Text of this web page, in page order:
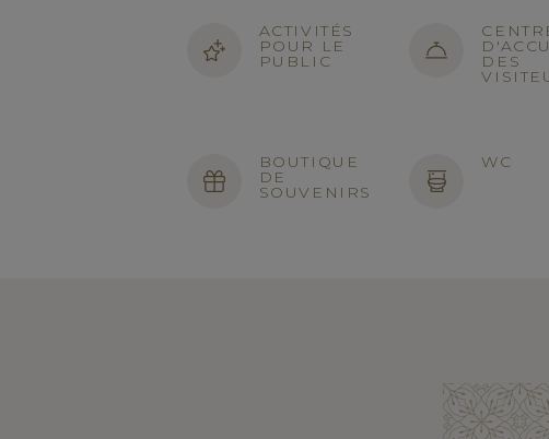
ACTIVITÉS
POUR LE
PUBLIC DES
BOUTIQUE
DE
SOUVENIRS
WC